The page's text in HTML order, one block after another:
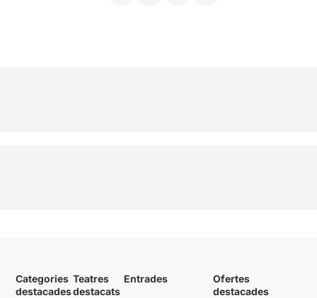
Categories
destacades
Teatres
destacats
Entrades
Ofertes
destacades